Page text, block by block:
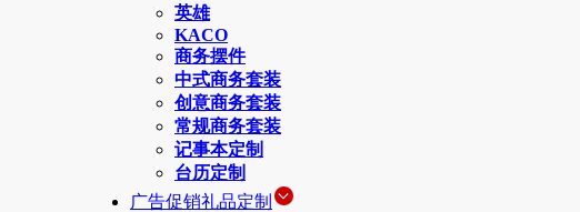
英雄
KACO
商务摆件
中式商务套装
创意商务套装
常规商务套装
记事本定制
台历定制
广告促销礼品定制